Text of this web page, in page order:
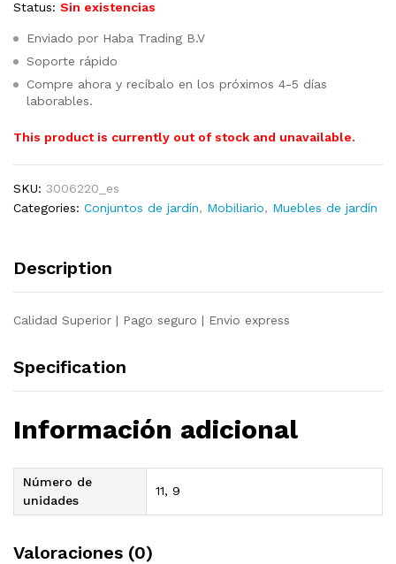
Status: Sin existencias
Enviado por Haba Trading B.V
Soporte rápido
Compre ahora y recíbalo en los próximos 4-5 días
laborables.
This product is currently out of stock and unavailable.
SKU: 3006220_es
Categories: Conjuntos de jardín, Mobiliario, Muebles de jardín
Description
Calidad Superior | Pago seguro | Envio express
Specification
Información adicional
Número de
unidades
11, 9
Valoraciones (0)